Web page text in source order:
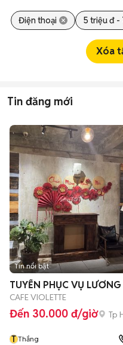
Điện thoại 5 triệu đ -
Xóa
Tin đăng mới
Tin nổi bật
TUYỂN PHỤC VỤ
CAFE VIOLETTE
Đến 30.000 đ/giờ Tp
T Thắng